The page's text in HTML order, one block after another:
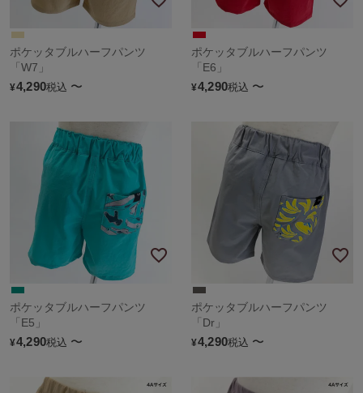
ポケッタブルハーフパンツ
「W7」
¥4,290税込 〜
ポケッタブルハーフパンツ
「E6」
¥4,290税込 〜
ポケッタブルハーフパンツ
「E5」
¥4,290税込 〜
ポケッタブルハーフパンツ
「Dr」
¥4,290税込 〜